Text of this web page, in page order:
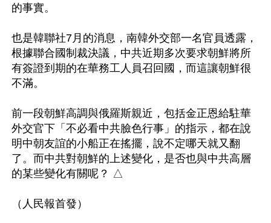
的事實。
也是韓聯社7月的消息，南韓外交部一名官員透露，
根據聯合國制裁決議，中共近期多次要求朝鮮將所
有簽證到期的在華務工人員召回國，而這讓朝鮮很
不滿。
前一段朝鮮高調與俄羅斯親近，包括金正恩給駐華
外交官下「不必看中共臉色行事」的指示，都在說
明中朝友誼的小船正在搖擺，說不定哪天就又翻
了。而中共對朝鮮的上述變化，是否也與中共高層
的某些變化有關呢？ △